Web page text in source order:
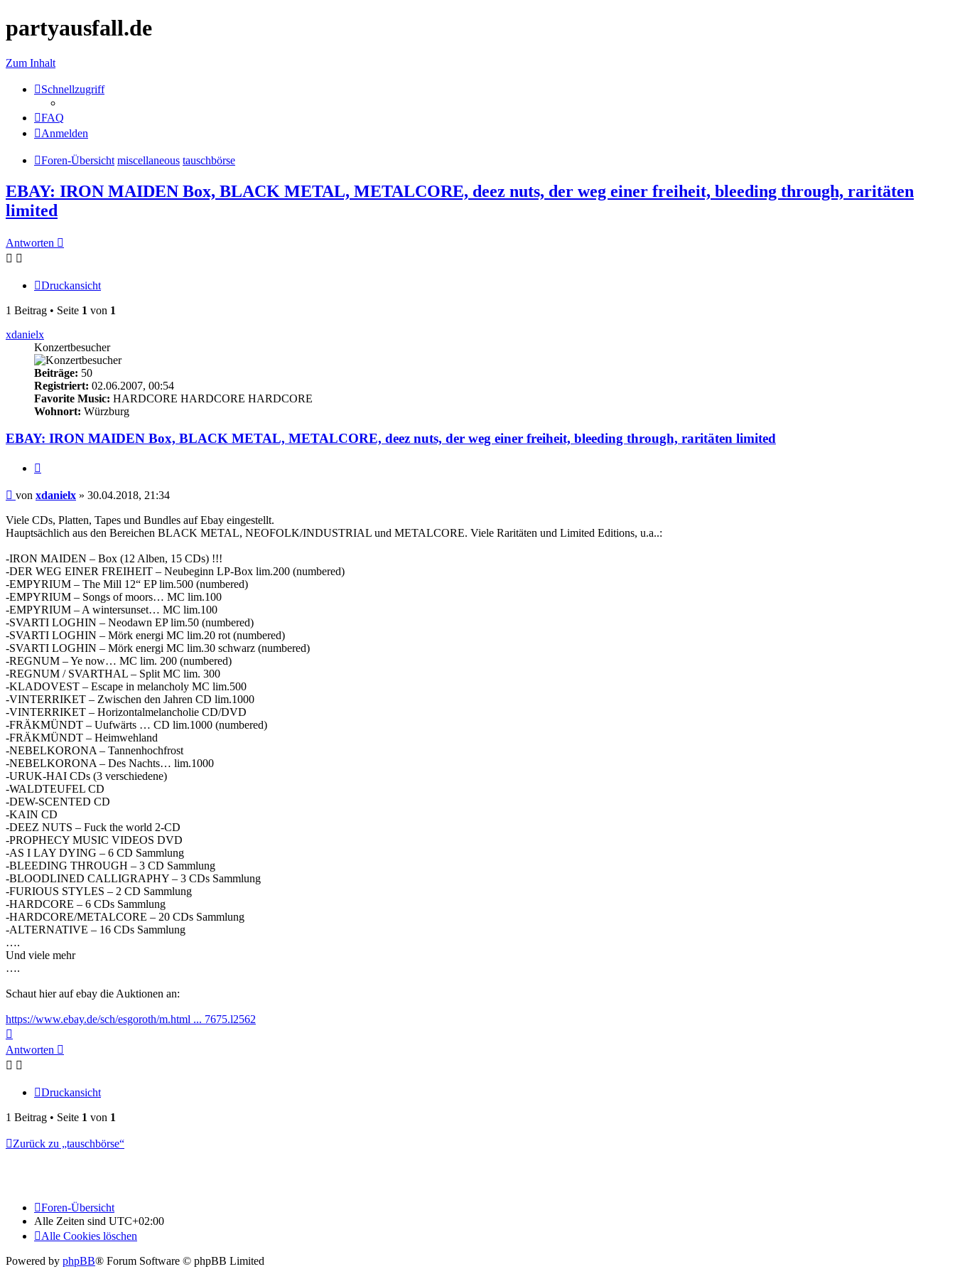
partyausfall.de
Zum Inhalt
Schnellzugriff
FAQ
Anmelden
Foren-Übersicht miscellaneous tauschbörse
EBAY: IRON MAIDEN Box, BLACK METAL, METALCORE, deez nuts, der weg einer freiheit, bleeding through, raritäten
limited
Antworten
Druckansicht
1 Beitrag • Seite 1 von 1
xdanielx
Konzertbesucher
Beiträge: 50
Registriert: 02.06.2007, 00:54
Favorite Music: HARDCORE HARDCORE HARDCORE
Wohnort: Würzburg
EBAY: IRON MAIDEN Box, BLACK METAL, METALCORE, deez nuts, der weg einer freiheit, bleeding through, raritäten limited
Beitrag
von xdanielx » 30.04.2018, 21:34
Viele CDs, Platten, Tapes und Bundles auf Ebay eingestellt.
Hauptsächlich aus den Bereichen BLACK METAL, NEOFOLK/INDUSTRIAL und METALCORE. Viele Raritäten und Limited Editions, u.a..:
-IRON MAIDEN – Box (12 Alben, 15 CDs) !!!
-DER WEG EINER FREIHEIT – Neubeginn LP-Box lim.200 (numbered)
-EMPYRIUM – The Mill 12“ EP lim.500 (numbered)
-EMPYRIUM – Songs of moors… MC lim.100
-EMPYRIUM – A wintersunset… MC lim.100
-SVARTI LOGHIN – Neodawn EP lim.50 (numbered)
-SVARTI LOGHIN – Mörk energi MC lim.20 rot (numbered)
-SVARTI LOGHIN – Mörk energi MC lim.30 schwarz (numbered)
-REGNUM – Ye now… MC lim. 200 (numbered)
-REGNUM / SVARTHAL – Split MC lim. 300
-KLADOVEST – Escape in melancholy MC lim.500
-VINTERRIKET – Zwischen den Jahren CD lim.1000
-VINTERRIKET – Horizontalmelancholie CD/DVD
-FRÄKMÜNDT – Uufwärts … CD lim.1000 (numbered)
-FRÄKMÜNDT – Heimwehland
-NEBELKORONA – Tannenhochfrost
-NEBELKORONA – Des Nachts… lim.1000
-URUK-HAI CDs (3 verschiedene)
-WALDTEUFEL CD
-DEW-SCENTED CD
-KAIN CD
-DEEZ NUTS – Fuck the world 2-CD
-PROPHECY MUSIC VIDEOS DVD
-AS I LAY DYING – 6 CD Sammlung
-BLEEDING THROUGH – 3 CD Sammlung
-BLOODLINED CALLIGRAPHY – 3 CDs Sammlung
-FURIOUS STYLES – 2 CD Sammlung
-HARDCORE – 6 CDs Sammlung
-HARDCORE/METALCORE – 20 CDs Sammlung
-ALTERNATIVE – 16 CDs Sammlung
….
Und viele mehr
….
Schaut hier auf ebay die Auktionen an:
https://www.ebay.de/sch/esgoroth/m.html ... 7675.l2562
oben
Antworten
Druckansicht
1 Beitrag • Seite 1 von 1
Zurück zu „tauschbörse“
Foren-Übersicht
Alle Zeiten sind UTC+02:00
Alle Cookies löschen
Powered by phpBB® Forum Software © phpBB Limited